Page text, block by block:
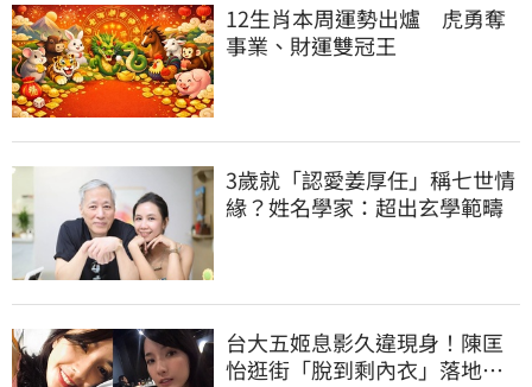
12生肖本周運勢出爐 虎勇奪
事業、財運雙冠王
3歲就「認愛姜厚任」稱七世情
緣？姓名學家：超出玄學範疇
台大五姬息影久違現身！陳匡
怡逛街「脫到剩內衣」落地窗